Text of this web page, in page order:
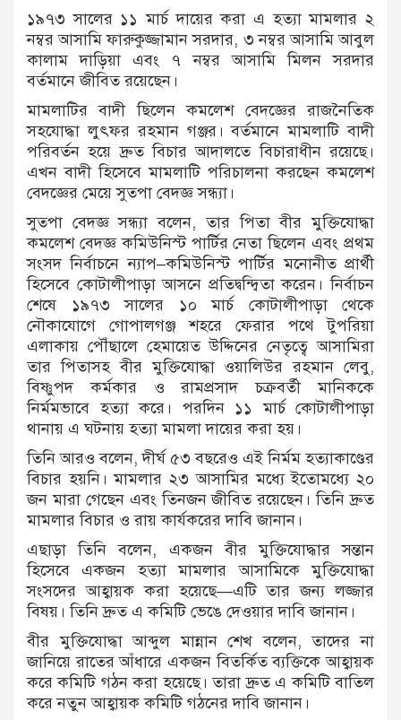
১৯৭৩ সালের ১১ মার্চ দায়ের করা এ হত্যা মামলার ২
নম্বর আসামি ফারুকুজ্জামান সরদার, ৩ নম্বর আসামি আবুল
কালাম দাড়িয়া এবং ৭ নম্বর আসামি মিলন সরদার
বর্তমানে জীবিত রয়েছেন।
মামলাটির বাদী ছিলেন কমলেশ বেদজ্ঞের রাজনৈতিক
সহযোদ্ধা লুৎফর রহমান গঞ্জর। বর্তমানে মামলাটি বাদী
পরিবর্তন হয়ে দ্রুত বিচার আদালতে বিচারাধীন রয়েছে।
এখন বাদী হিসেবে মামলাটি পরিচালনা করছেন কমলেশ
বেদজ্ঞের মেয়ে সুতপা বেদজ্ঞ সন্ধ্যা।
সুতপা বেদজ্ঞ সন্ধ্যা বলেন, তার পিতা বীর মুক্তিযোদ্ধা
কমলেশ বেদজ্ঞ কমিউনিস্ট পার্টির নেতা ছিলেন এবং প্রথম
সংসদ নির্বাচনে ন্যাপ–কমিউনিস্ট পার্টির মনোনীত প্রার্থী
হিসেবে কোটালীপাড়া আসনে প্রতিদ্বন্দ্বিতা করেন। নির্বাচন
শেষে ১৯৭৩ সালের ১০ মার্চ কোটালীপাড়া থেকে
নৌকাযোগে গোপালগঞ্জ শহরে ফেরার পথে টুপরিয়া
এলাকায় পৌঁছালে হেমায়েত উদ্দিনের নেতৃত্বে আসামিরা
তার পিতাসহ বীর মুক্তিযোদ্ধা ওয়ালিউর রহমান লেবু,
বিষ্ণুপদ কর্মকার ও রামপ্রসাদ চক্রবর্তী মানিককে
নির্মমভাবে হত্যা করে। পরদিন ১১ মার্চ কোটালীপাড়া
থানায় এ ঘটনায় হত্যা মামলা দায়ের করা হয়।
তিনি আরও বলেন, দীর্ঘ ৫৩ বছরেও এই নির্মম হত্যাকাণ্ডের
বিচার হয়নি। মামলার ২৩ আসামির মধ্যে ইতোমধ্যে ২০
জন মারা গেছেন এবং তিনজন জীবিত রয়েছেন। তিনি দ্রুত
মামলার বিচার ও রায় কার্যকরের দাবি জানান।
এছাড়া তিনি বলেন, একজন বীর মুক্তিযোদ্ধার সন্তান
হিসেবে একজন হত্যা মামলার আসামিকে মুক্তিযোদ্ধা
সংসদের আহ্বায়ক করা হয়েছে—এটি তার জন্য লজ্জার
বিষয়। তিনি দ্রুত এ কমিটি ভেঙে দেওয়ার দাবি জানান।
বীর মুক্তিযোদ্ধা আব্দুল মান্নান শেখ বলেন, তাদের না
জানিয়ে রাতের আঁধারে একজন বিতর্কিত ব্যক্তিকে আহ্বায়ক
করে কমিটি গঠন করা হয়েছে। তারা দ্রুত এ কমিটি বাতিল
করে নতুন আহ্বায়ক কমিটি গঠনের দাবি জানান।